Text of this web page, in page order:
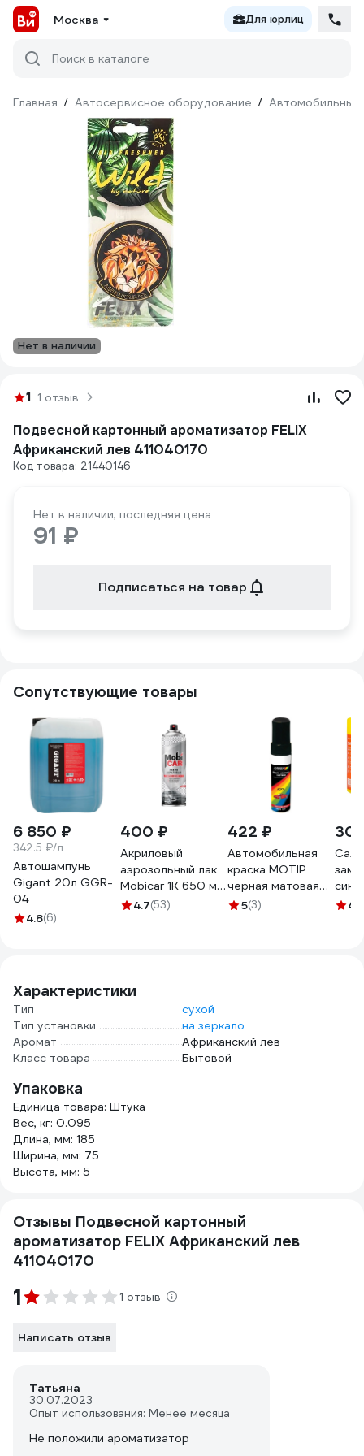
Москва Для юрлиц
Поиск в каталоге
Главная / Автосервисное оборудование / Автомобильные
Нет в наличии
1 1 отзыв
Подвесной картонный ароматизатор FELIX
Африканский лев 411040170
Код товара: 21440146
Нет в наличии, последняя цена
91 ₽
Подписаться на товар
Сопутствующие товары
6 850 ₽
342.5 ₽/л
Автошампунь
Gigant 20л GGR-
04
4.8(6)
400 ₽
Акриловый
аэрозольный лак
Mobicar 1К 650 мл,
бесцветный
4.7(53)
422 ₽
Автомобильная
краска MOTIP
черная матовая
12мл black mat
5(3) 4.9
Характеристики
Тип
сухой
Тип установки
на зеркало
Аромат
Африканский лев
Класс товара
Бытовой
Упаковка
Единица товара: Штука
Вес, кг: 0.095
Длина, мм: 185
Ширина, мм: 75
Высота, мм: 5
Отзывы Подвесной картонный
ароматизатор FELIX Африканский лев
411040170
1 1 отзыв
Написать отзыв
Татьяна
30.07.2023
Опыт использования: Менее месяца
Не положили ароматизатор